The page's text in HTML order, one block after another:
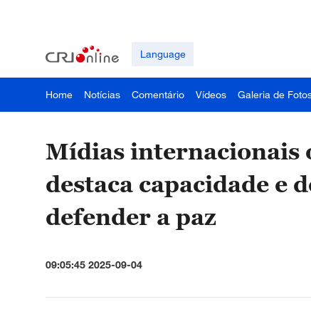
Language
Home Notícias Comentário Vídeos Galeria de
Mídias internacionais
destaca capacidade e
defender a paz
09:05:45 2025-09-04